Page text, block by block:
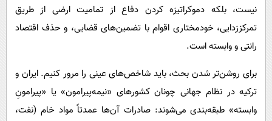
نیست، بلکه دموکراتیزه کردن دفاع از تمامیت ارضی از طریق
تمرکززدایی، خودمختاری اقوام با تضمین‌های قضایی، و حذف اقتصاد
رانتی و وابسته است.
برای روشن‌تر شدن بحث، باید شاخص‌های عینی را مرور کنیم. ایران و
ترکیه در نظام جهانی چونان کشورهای «نیمه‌پیرامون» یا «پیرامونِ
وابسته» طبقه‌بندی می‌شوند: صادرات آن‌ها عمدتاً مواد خام (نفت،